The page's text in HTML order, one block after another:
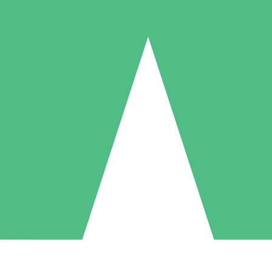
Individuella Kreditpaket
per användning med nedladdningskrediter. Inget månatligt åtagande
5 Nedladdningar
US$